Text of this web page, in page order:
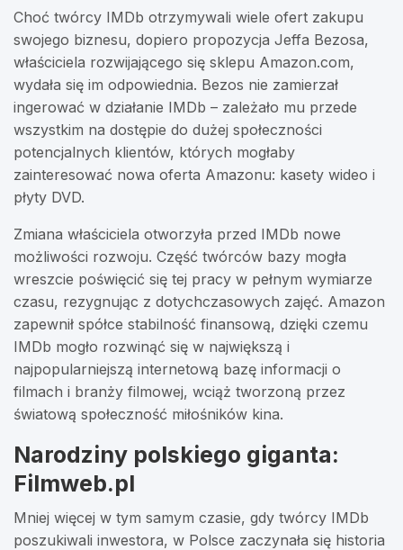
Choć twórcy IMDb otrzymywali wiele ofert zakupu
swojego biznesu, dopiero propozycja Jeffa Bezosa,
właściciela rozwijającego się sklepu Amazon.com,
wydała się im odpowiednia. Bezos nie zamierzał
ingerować w działanie IMDb – zależało mu przede
wszystkim na dostępie do dużej społeczności
potencjalnych klientów, których mogłaby
zainteresować nowa oferta Amazonu: kasety wideo i
płyty DVD.
Zmiana właściciela otworzyła przed IMDb nowe
możliwości rozwoju. Część twórców bazy mogła
wreszcie poświęcić się tej pracy w pełnym wymiarze
czasu, rezygnując z dotychczasowych zajęć. Amazon
zapewnił spółce stabilność finansową, dzięki czemu
IMDb mogło rozwinąć się w największą i
najpopularniejszą internetową bazę informacji o
filmach i branży filmowej, wciąż tworzoną przez
światową społeczność miłośników kina.
Narodziny polskiego giganta:
Filmweb.pl
Mniej więcej w tym samym czasie, gdy twórcy IMDb
poszukiwali inwestora, w Polsce zaczynała się historia